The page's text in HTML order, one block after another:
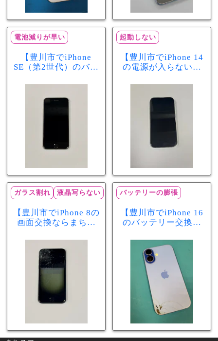
電池減りが早い
【豊川市でiPhone
SE（第2世代）のバッ
スマ豊川店】電池の
減りが早い症状も当
起動しない
【豊川市でiPhone 14
の電源が入らない修
店】バッテリー交換
で復旧するケースも
あります！
ガラス割れ 液晶写らない
【豊川市でiPhone 8の
画面交換ならまちス
れ・液晶不良も当日
60分で修理可能！
バッテリーの膨張
【豊川市でiPhone 16
のバッテリー交換な
少し膨張したバッテ
リーも当日90分で安
心修理！